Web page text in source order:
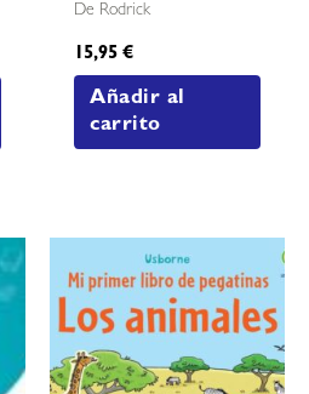
De Rodrick
15,95€
Añadir al
carrito